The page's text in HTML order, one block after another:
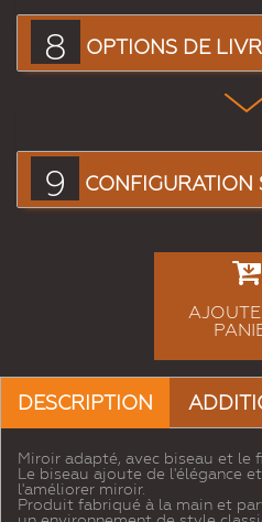
8 OPTIONS DE
9 CONFIGURATION
DESCRIPTION
Miroir adapté, avec biseau et le
Le biseau ajoute de l'élégance
l'améliorer miroir.
Produit fabriqué à la main et